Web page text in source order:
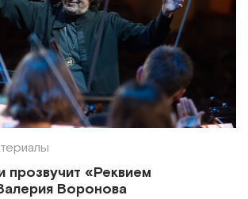
«Реквием
Воронова